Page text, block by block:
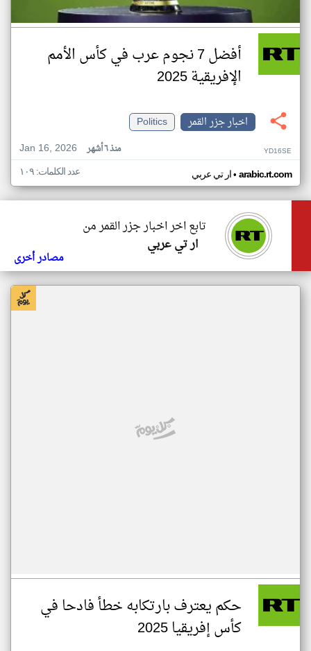
أفضل 7 نجوم عرب في كأس الأمم
الإفريقية 2025
اخبار جزر القمر
Politics
Jan 16, 2026
منذ ٦ أشهر YD16SE
ار تي عربي• arabic.rt.com عدد الكلمات: ١٠٩
تابع اخر اخبار جزر القمر من
ار تي عربي
مصادر أخرى
حكم يعترف بارتكابه خطأ فادحا في
كأس إفريقيا 2025